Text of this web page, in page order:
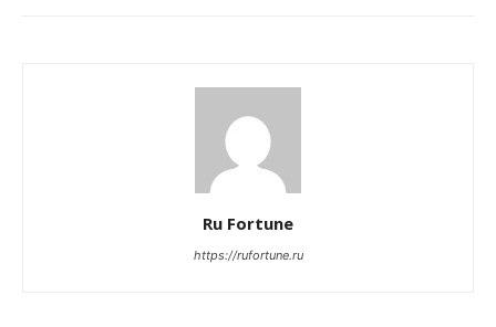
Ru Fortune
https://rufortune.ru